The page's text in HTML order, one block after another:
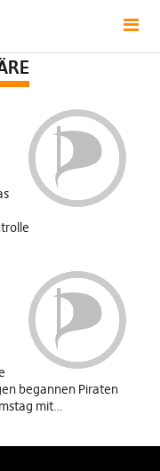
begannen Piraten
mit…